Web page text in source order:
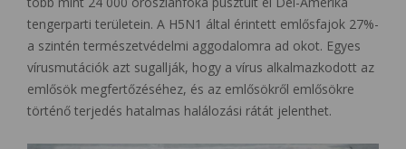
tengerparti területein. A H5N1 által érintett emlősfajok 27%-
a szintén természetvédelmi aggodalomra ad okot. Egyes
vírusmutációk azt sugallják, hogy a vírus alkalmazkodott az
emlősök megfertőzéséhez, és az emlősökről emlősökre
történő terjedés hatalmas halálozási rátát jelenthet.